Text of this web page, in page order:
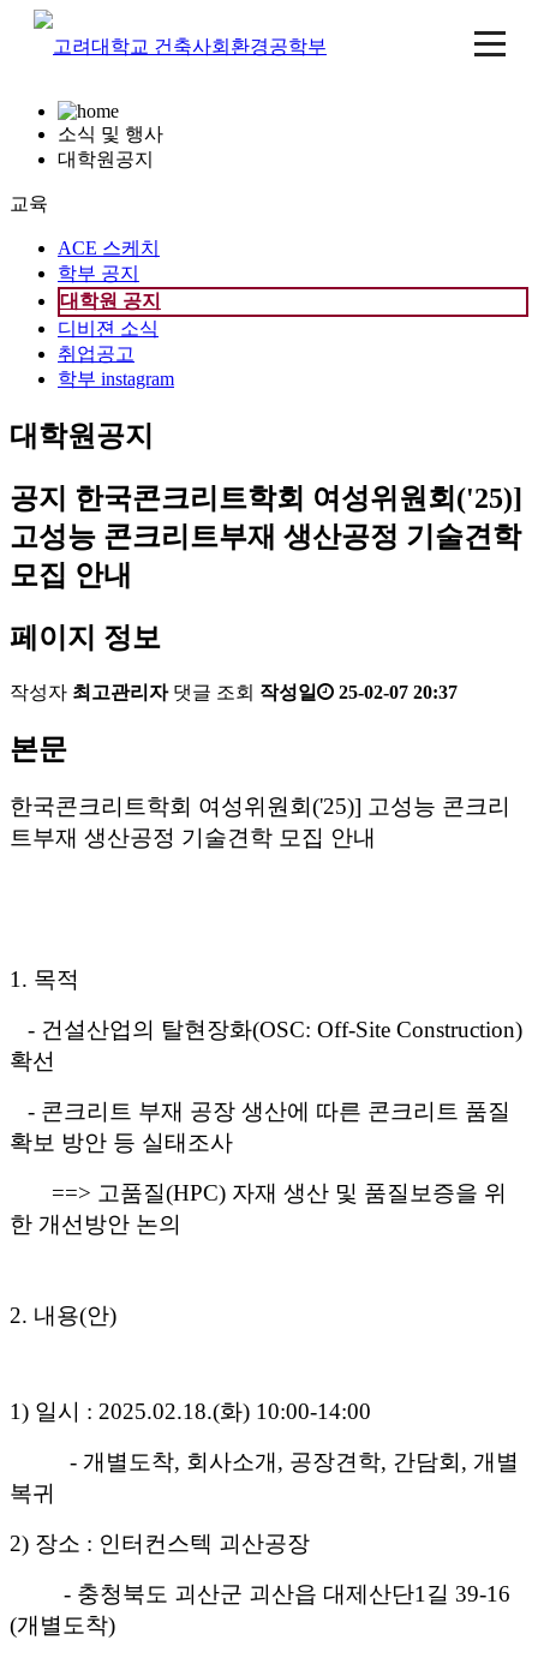
소식 및 행사
대학원공지
교육
ACE 스케치
학부 공지
대학원 공지
디비젼 소식
취업공고
학부 instagram
대학원공지
공지 한국콘크리트학회 여성위원회('25)]
고성능 콘크리트부재 생산공정 기술견학
모집 안내
페이지 정보
작성자 최고관리자 댓글 조회 작성일 25-02-07 20:37
본문
한국콘크리트학회 여성위원회('25)] 고성능 콘크리
트부재 생산공정 기술견학 모집 안내
1. 목적
- 건설산업의 탈현장화(OSC: Off-Site Construction)
확선
- 콘크리트 부재 공장 생산에 따른 콘크리트 품질
확보 방안 등 실태조사
==> 고품질(HPC) 자재 생산 및 품질보증을 위
한 개선방안 논의
2. 내용(안)
1) 일시 : 2025.02.18.(화) 10:00-14:00
- 개별도착, 회사소개, 공장견학, 간담회, 개별
복귀
2) 장소 : 인터컨스텍 괴산공장
- 충청북도 괴산군 괴산읍 대제산단1길 39-16
(개별도착)